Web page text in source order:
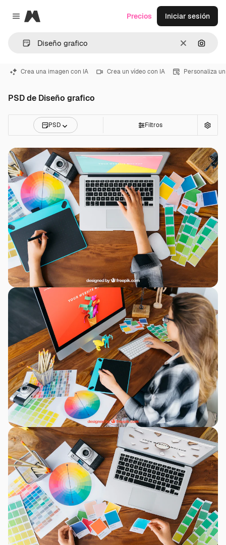
Close menu
Magnific
Borrar
Precios Iniciar sesión
Crea una imagen con IA Crea un vídeo con IA Personaliza
PSD de Diseño grafico
PSD Filtros